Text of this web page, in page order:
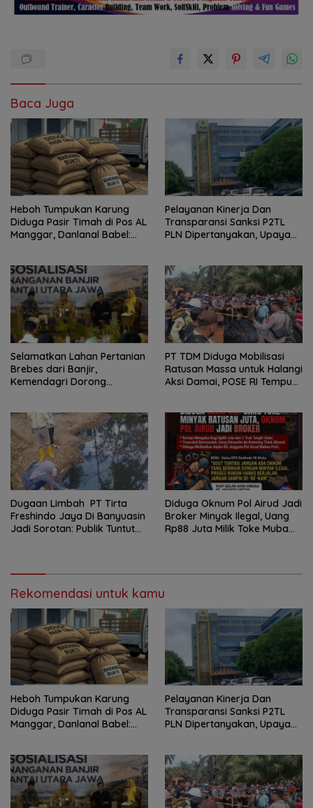
Baca Juga
Heboh Tumpukan Karung
Diduga Pasir Timah di Pos AL
Manggar, Danlanal Babel:
Pelayanan Kinerja Dan
Transparansi Sanksi P2TL
PLN Dipertanyakan, Upaya
Selamatkan Lahan Pertanian
Brebes dari Banjir,
Kemendagri Dorong
PT TDM Diduga Mobilisasi
Ratusan Massa untuk Halangi
Aksi Damai, POSE RI Tempuh
Dugaan Limbah PT Tirta
Freshindo Jaya Di Banyuasin
Jadi Sorotan: Publik Tuntut
Diduga Oknum Pol Airud Jadi
Broker Minyak Ilegal, Uang
Rp88 Juta Milik Toke Muba
Rekomendasi untuk kamu
Heboh Tumpukan Karung
Diduga Pasir Timah di Pos AL
Manggar, Danlanal Babel:
Pelayanan Kinerja Dan
Transparansi Sanksi P2TL
PLN Dipertanyakan, Upaya